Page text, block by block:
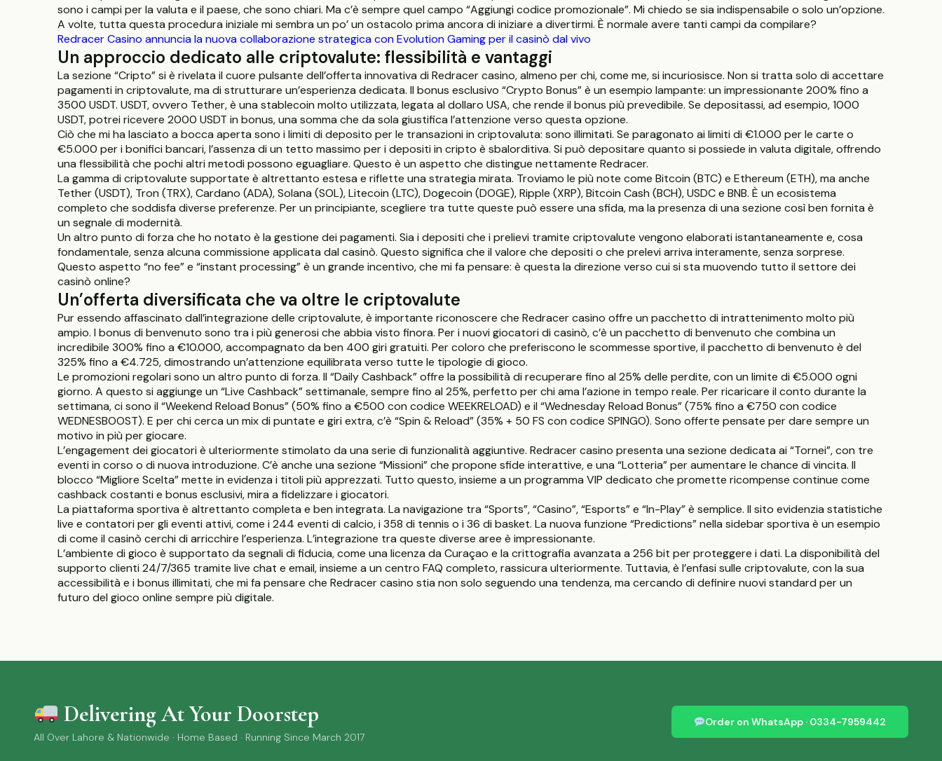
sono i campi per la valuta e il paese, che sono chiari. Ma c’è sempre quel campo “Aggiungi codice promozionale”. Mi chiedo se sia indispensabile o solo un’opzione.
A volte, tutta questa procedura iniziale mi sembra un po’ un ostacolo prima ancora di iniziare a divertirmi. È normale avere tanti campi da compilare?
Redracer Casino annuncia la nuova collaborazione strategica con Evolution Gaming per il casinò dal vivo
Un approccio dedicato alle criptovalute: flessibilità e vantaggi
La sezione “Cripto” si è rivelata il cuore pulsante dell’offerta innovativa di Redracer casino, almeno per chi, come me, si incuriosisce. Non si tratta solo di accettare
pagamenti in criptovalute, ma di strutturare un’esperienza dedicata. Il bonus esclusivo “Crypto Bonus” è un esempio lampante: un impressionante 200% fino a
3500 USDT. USDT, ovvero Tether, è una stablecoin molto utilizzata, legata al dollaro USA, che rende il bonus più prevedibile. Se depositassi, ad esempio, 1000
USDT, potrei ricevere 2000 USDT in bonus, una somma che da sola giustifica l’attenzione verso questa opzione.
Ciò che mi ha lasciato a bocca aperta sono i limiti di deposito per le transazioni in criptovaluta: sono illimitati. Se paragonato ai limiti di €1.000 per le carte o
€5.000 per i bonifici bancari, l’assenza di un tetto massimo per i depositi in cripto è sbalorditiva. Si può depositare quanto si possiede in valuta digitale, offrendo
una flessibilità che pochi altri metodi possono eguagliare. Questo è un aspetto che distingue nettamente Redracer.
La gamma di criptovalute supportate è altrettanto estesa e riflette una strategia mirata. Troviamo le più note come Bitcoin (BTC) e Ethereum (ETH), ma anche
Tether (USDT), Tron (TRX), Cardano (ADA), Solana (SOL), Litecoin (LTC), Dogecoin (DOGE), Ripple (XRP), Bitcoin Cash (BCH), USDC e BNB. È un ecosistema
completo che soddisfa diverse preferenze. Per un principiante, scegliere tra tutte queste può essere una sfida, ma la presenza di una sezione così ben fornita è
un segnale di modernità.
Un altro punto di forza che ho notato è la gestione dei pagamenti. Sia i depositi che i prelievi tramite criptovalute vengono elaborati istantaneamente e, cosa
fondamentale, senza alcuna commissione applicata dal casinò. Questo significa che il valore che depositi o che prelevi arriva interamente, senza sorprese.
Questo aspetto “no fee” e “instant processing” è un grande incentivo, che mi fa pensare: è questa la direzione verso cui si sta muovendo tutto il settore dei
casinò online?
Un’offerta diversificata che va oltre le criptovalute
Pur essendo affascinato dall’integrazione delle criptovalute, è importante riconoscere che Redracer casino offre un pacchetto di intrattenimento molto più
ampio. I bonus di benvenuto sono tra i più generosi che abbia visto finora. Per i nuovi giocatori di casinò, c’è un pacchetto di benvenuto che combina un
incredibile 300% fino a €10.000, accompagnato da ben 400 giri gratuiti. Per coloro che preferiscono le scommesse sportive, il pacchetto di benvenuto è del
325% fino a €4.725, dimostrando un’attenzione equilibrata verso tutte le tipologie di gioco.
Le promozioni regolari sono un altro punto di forza. Il “Daily Cashback” offre la possibilità di recuperare fino al 25% delle perdite, con un limite di €5.000 ogni
giorno. A questo si aggiunge un “Live Cashback” settimanale, sempre fino al 25%, perfetto per chi ama l’azione in tempo reale. Per ricaricare il conto durante la
settimana, ci sono il “Weekend Reload Bonus” (50% fino a €500 con codice WEEKRELOAD) e il “Wednesday Reload Bonus” (75% fino a €750 con codice
WEDNESBOOST). E per chi cerca un mix di puntate e giri extra, c’è “Spin & Reload” (35% + 50 FS con codice SPINGO). Sono offerte pensate per dare sempre un
motivo in più per giocare.
L’engagement dei giocatori è ulteriormente stimolato da una serie di funzionalità aggiuntive. Redracer casino presenta una sezione dedicata ai “Tornei”, con tre
eventi in corso o di nuova introduzione. C’è anche una sezione “Missioni” che propone sfide interattive, e una “Lotteria” per aumentare le chance di vincita. Il
blocco “Migliore Scelta” mette in evidenza i titoli più apprezzati. Tutto questo, insieme a un programma VIP dedicato che promette ricompense continue come
cashback costanti e bonus esclusivi, mira a fidelizzare i giocatori.
La piattaforma sportiva è altrettanto completa e ben integrata. La navigazione tra “Sports”, “Casino”, “Esports” e “In-Play” è semplice. Il sito evidenzia statistiche
live e contatori per gli eventi attivi, come i 244 eventi di calcio, i 358 di tennis o i 36 di basket. La nuova funzione “Predictions” nella sidebar sportiva è un esempio
di come il casinò cerchi di arricchire l’esperienza. L’integrazione tra queste diverse aree è impressionante.
L’ambiente di gioco è supportato da segnali di fiducia, come una licenza da Curaçao e la crittografia avanzata a 256 bit per proteggere i dati. La disponibilità del
supporto clienti 24/7/365 tramite live chat e email, insieme a un centro FAQ completo, rassicura ulteriormente. Tuttavia, è l’enfasi sulle criptovalute, con la sua
accessibilità e i bonus illimitati, che mi fa pensare che Redracer casino stia non solo seguendo una tendenza, ma cercando di definire nuovi standard per un
futuro del gioco online sempre più digitale.
Delivering At Your Doorstep
All Over Lahore & Nationwide · Home Based · Running Since March 2017
Order on WhatsApp · 0334-7959442